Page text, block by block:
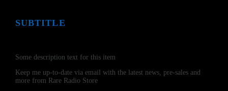
SUBTITLE
Some description text for this item
Keep me up-to-date via email with the latest news, pre-sales and
more from Rare Radio Store